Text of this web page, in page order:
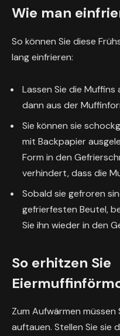
Wie man
So können Sie diese
lang einfrieren:
Lassen Sie die Muffins
dann aus der
Sie können sie
mit Backpapier
Form in den
verhindert, dass die
Sobald sie gefroren
gefrierfesten Beutel,
Sie ihn wieder in den
So erhitzen Sie
Zum Aufwärmen
auftauen. Stellen Sie sie